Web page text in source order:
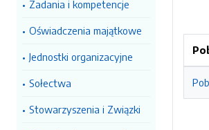
Zadania i kompetencje
Oświadczenia majątkowe
Jednostki organizacyjne
Sołectwa
Stowarzyszenia i Związki